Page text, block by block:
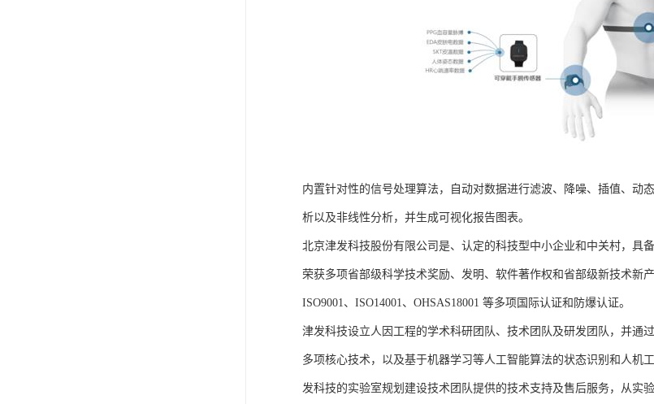
内置针对性的信号处理算法，自动对数据进行滤波、降噪、插值、动
析以及非线性分析，并生成可视化报告图表。
北京津发科技股份有限公司是、认定的科技型中小企业和中关村，具
荣获多项省部级科学技术奖励、发明、软件著作权和省部级新技术新
ISO9001、ISO14001、OHSAS18001 等多项国际认证和防爆认证。
津发科技设立人因工程的学术科研团队、技术团队及研发团队，并通
多项核心技术，以及基于机器学习等人工智能算法的状态识别和人机
发科技的实验室规划建设技术团队提供的技术支持及售后服务，从实